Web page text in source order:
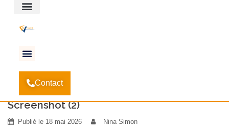
Contact
Accueil-NOUVEAU – Arrivée du configurateur 3D
Léonard Solutions !
Screenshot (2)
Publié le 18 mai 2026 Nina Simon